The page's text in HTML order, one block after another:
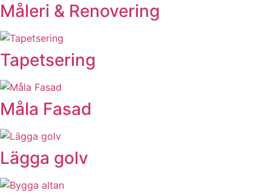
Måleri & Renovering
Tapetsering
Måla Fasad
Lägga golv